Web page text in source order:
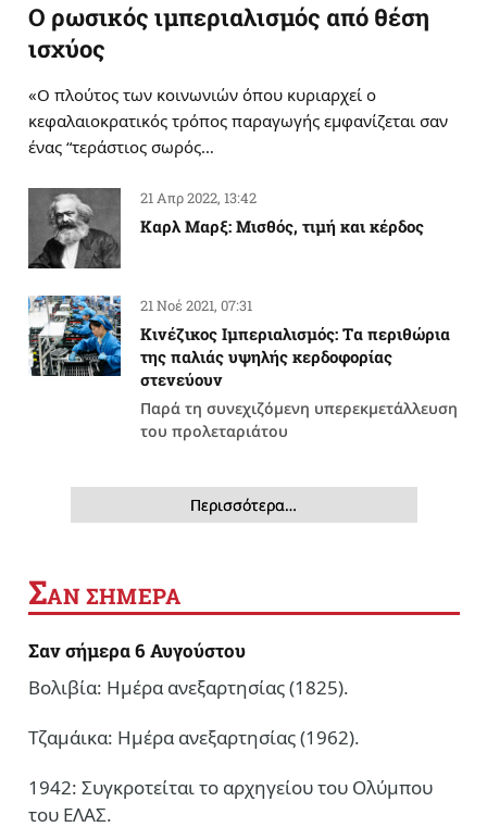
Ο ρωσικός ιμπεριαλισμός από θέση
ισχύος
«Ο πλούτος των κοινωνιών όπου κυριαρχεί ο
κεφαλαιοκρατικός τρόπος παραγωγής εμφανίζεται σαν
ένας “τεράστιος σωρός…
21 Απρ 2022, 13:42
Καρλ Μαρξ: Μισθός, τιμή και κέρδος
21 Νοέ 2021, 07:31
Κινέζικος Ιμπεριαλισμός: Tα περιθώρια
της παλιάς υψηλής κερδοφορίας
στενεύουν
Παρά τη συνεχιζόμενη υπερεκμετάλλευση
του προλεταριάτου
Περισσότερα…
ΣΑΝ ΣΗΜΕΡΑ
Σαν σήμερα 6 Αυγούστου
Βολιβία: Ημέρα ανεξαρτησίας (1825).
Τζαμάικα: Ημέρα ανεξαρτησίας (1962).
1942: Συγκροτείται το αρχηγείου του Ολύμπου
του ΕΛΑΣ.